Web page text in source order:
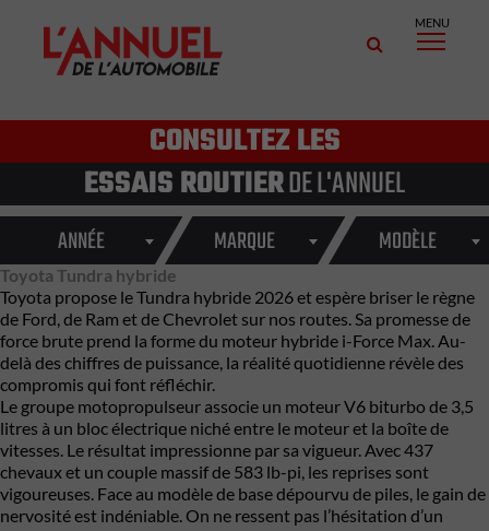
MENU
CONSULTEZ LES
ESSAIS ROUTIERDE L'ANNUEL
ANNÉE MARQUE MODÈLE
Toyota Tundra hybride
Toyota propose le Tundra hybride 2026 et espère briser le règne
de Ford, de Ram et de Chevrolet sur nos routes. Sa promesse de
force brute prend la forme du moteur hybride i-Force Max. Au-
delà des chiffres de puissance, la réalité quotidienne révèle des
compromis qui font réfléchir.
Le groupe motopropulseur associe un moteur V6 biturbo de 3,5
litres à un bloc électrique niché entre le moteur et la boîte de
vitesses. Le résultat impressionne par sa vigueur. Avec 437
chevaux et un couple massif de 583 lb-pi, les reprises sont
vigoureuses. Face au modèle de base dépourvu de piles, le gain de
nervosité est indéniable. On ne ressent pas l’hésitation d’un